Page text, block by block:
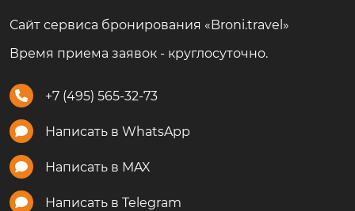
Сайт сервиса бронирования «Broni.travel»
Время приема заявок - круглосуточно.
+7 (495) 565-32-73
Написать в WhatsApp
Написать в MAX
Написать в Telegram